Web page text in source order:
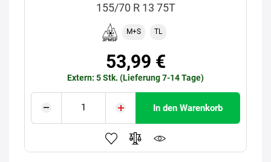
155/70 R 13 75T
M+S TL
53,99 €
Extern: 5 Stk. (Lieferung 7-14 Tage)
In den Warenkorb